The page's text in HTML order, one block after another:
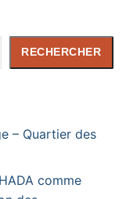
RECHERCHER
– Quartier des
comme